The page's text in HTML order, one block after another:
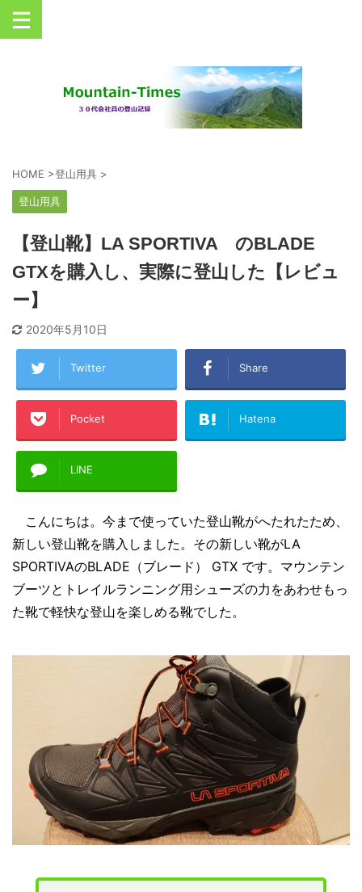
HOME >登山用具 >
登山用具
【登山靴】LA SPORTIVA のBLADE
GTXを購入し、実際に登山した【レビュ
ー】
2020年5月10日
Twitter Share
Pocket Hatena
LINE
こんにちは。今まで使っていた登山靴がへたれたため、
新しい登山靴を購入しました。その新しい靴がLA
SPORTIVAのBLADE（ブレード） GTX です。 マウンテン
ブーツとトレイルランニング用シューズの力をあわせもっ
た靴で軽快な登山を楽しめる靴でした。